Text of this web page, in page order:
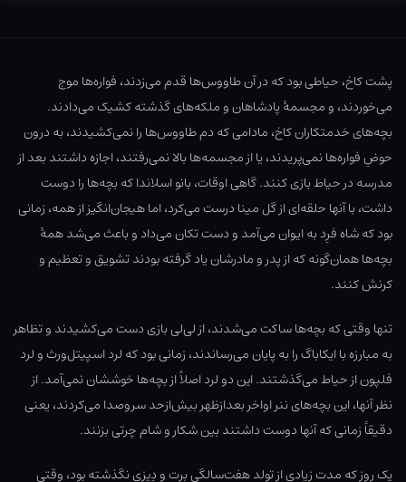
پشت کاخ، حیاطی بود که در آن طاووس‌ها قدم می‌زدند، فواره‌ها موج
می‌خوردند، و مجسمۀ پادشاهان و ملکه‌های گذشته کشیک می‌دادند.
بچه‌های خدمتکاران کاخ، مادامی که دم طاووس‌ها را نمی‌کشیدند، به درون
حوضِ فواره‌ها نمی‌پریدند، یا از مجسمه‌ها بالا نمی‌رفتند، اجازه داشتند بعد از
مدرسه در حیاط بازی کنند. گاهی اوقات، بانو اسلاندا که بچه‌ها را دوست
داشت، با آنها حلقه‌ای از گل مینا درست می‌کرد، اما هیجان‌انگیز از همه، زمانی
بود که شاه فرِد به ایوان می‌آمد و دست تکان می‌داد و باعث می‌شد همۀ
بچه‌ها همان‌گونه که از پدر و مادرشان یاد گرفته بودند تشویق و تعظیم و
کرنش کنند.
تنها وقتی که بچه‌ها ساکت می‌شدند، از لی‌لی بازی دست می‌کشیدند و تظاهر
به مبارزه با ایکاباگ را به پایان می‌رساندند، زمانی بود که لرد اسپیتل‌ورث و لرد
فلپون از حیاط می‌گذشتند. این دو لرد اصلاً از بچه‌ها خوششان نمی‌آمد. از
نظر آنها، این بچه‌های ننر اواخر بعدازظهر بیش‌ازحد سروصدا می‌کردند، یعنی
دقیقاً زمانی که آنها دوست داشتند بین شکار و شام چرتی بزنند.
یک روز که مدت زیادی از تولد هفت‌سالگی برت و دِیزی نگذشته بود، وقتی